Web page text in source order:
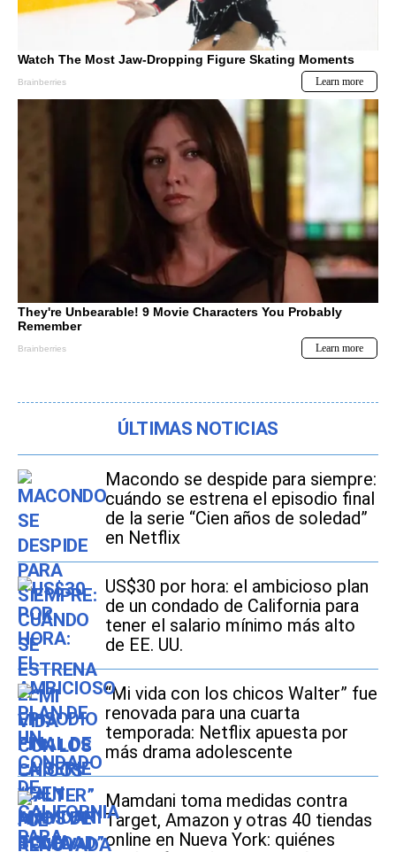
ÚLTIMAS NOTICIAS
Macondo se despide para siempre:
cuándo se estrena el episodio final
de la serie “Cien años de soledad”
en Netflix
US$30 por hora: el ambicioso plan
de un condado de California para
tener el salario mínimo más alto
de EE. UU.
“Mi vida con los chicos Walter” fue
renovada para una cuarta
temporada: Netflix apuesta por
más drama adolescente
Mamdani toma medidas contra
Target, Amazon y otras 40 tiendas
online en Nueva York: quiénes